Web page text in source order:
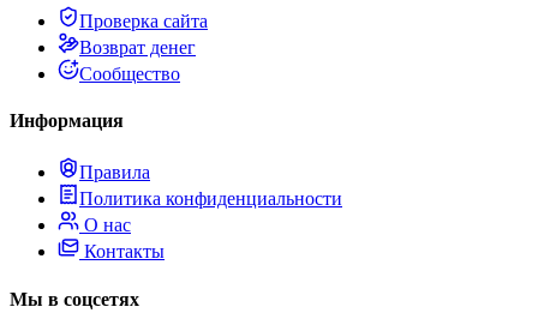
Проверка сайта
Возврат денег
Сообщество
Информация
Правила
Политика конфиденциальности
О нас
Контакты
Мы в соцсетях